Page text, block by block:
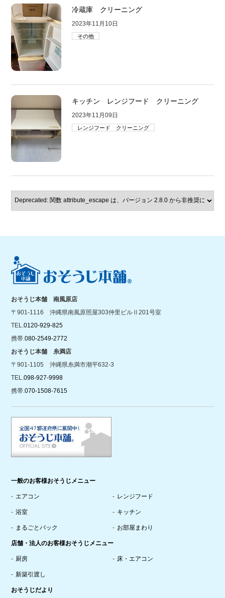
冷蔵庫 クリーニング
2023年11月10日
その他
キッチン レンジフード クリーニング
2023年11月09日
レンジフード クリーニング
おそうじ本舗 南風原店
〒901-1116 沖縄県南風原照屋303仲里ビルⅡ201号室
TEL.0120-929-825
携帯.080-2549-2772
おそうじ本舗 糸満店
〒901-1105 沖縄県糸満市潮平632-3
TEL.098-927-9998
携帯.070-1508-7615
一般のお客様おそうじメニュー
エアコン レンジフード
浴室 キッチン
まるごとパック お部屋まわり
店舗・法人のお客様おそうじメニュー
厨房 床・エアコン
新築引渡し
おそうじだより